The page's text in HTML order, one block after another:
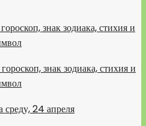
знак зодиака, стихия и
знак зодиака, стихия и
среду, 24 апреля